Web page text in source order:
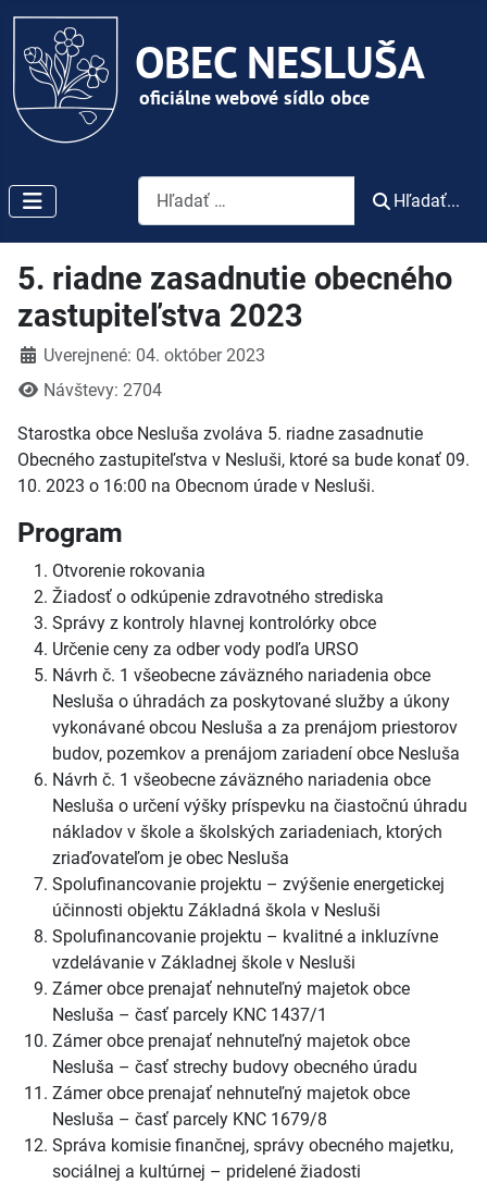
Vyhľadávanie
Hľadať...
5. riadne zasadnutie obecného
zastupiteľstva 2023
DetailyUverejnené: 04. október 2023
Návštevy: 2704
Starostka obce Nesluša zvoláva 5. riadne zasadnutie
Obecného zastupiteľstva v Nesluši, ktoré sa bude konať 09.
10. 2023 o 16:00 na Obecnom úrade v Nesluši.
Program
Otvorenie rokovania
Žiadosť o odkúpenie zdravotného strediska
Správy z kontroly hlavnej kontrolórky obce
Určenie ceny za odber vody podľa URSO
Návrh č. 1 všeobecne záväzného nariadenia obce
Nesluša o úhradách za poskytované služby a úkony
vykonávané obcou Nesluša a za prenájom priestorov
budov, pozemkov a prenájom zariadení obce Nesluša
Návrh č. 1 všeobecne záväzného nariadenia obce
Nesluša o určení výšky príspevku na čiastočnú úhradu
nákladov v škole a školských zariadeniach, ktorých
zriaďovateľom je obec Nesluša
Spolufinancovanie projektu – zvýšenie energetickej
účinnosti objektu Základná škola v Nesluši
Spolufinancovanie projektu – kvalitné a inkluzívne
vzdelávanie v Základnej škole v Nesluši
Zámer obce prenajať nehnuteľný majetok obce
Nesluša – časť parcely KNC 1437/1
Zámer obce prenajať nehnuteľný majetok obce
Nesluša – časť strechy budovy obecného úradu
Zámer obce prenajať nehnuteľný majetok obce
Nesluša – časť parcely KNC 1679/8
Správa komisie finančnej, správy obecného majetku,
sociálnej a kultúrnej – pridelené žiadosti